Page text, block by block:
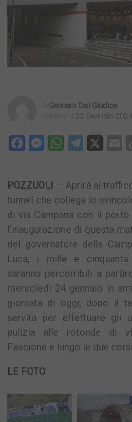
Gennaro Del Giudice
23 Gennaio 2024
Facebook
Messenger
X
POZZUOLI – Aprirà al
tunnel che collega lo
di via Campana con il
l’inaugurazione di questa
del governatore della
Luca, i mille e
saranno percorribili a
mercoledì 24 gennaio in
giornata di oggi, dopo il
servita per effettuare gli
pulizia alle rotonde di
Fascione e lungo le due
LE FOTO